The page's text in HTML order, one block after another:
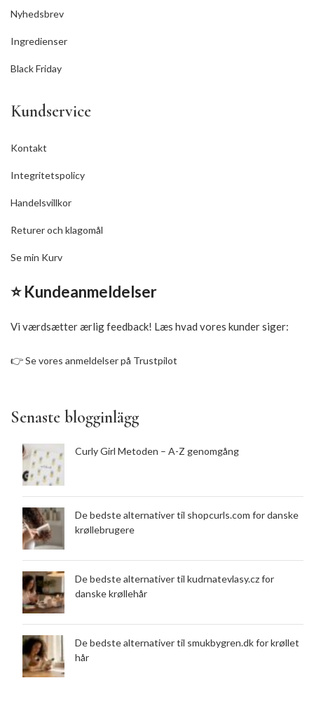
Nyhedsbrev
Ingredienser
Black Friday
Kundservice
Kontakt
Integritetspolicy
Handelsvillkor
Returer och klagomål
Se min Kurv
⭐ Kundeanmeldelser
Vi værdsætter ærlig feedback! Læs hvad vores kunder siger:
👉Se vores anmeldelser på Trustpilot
Senaste blogginlägg
Curly Girl Metoden – A-Z genomgång
De bedste alternativer til shopcurls.com for danske
krøllebrugere
De bedste alternativer til kudrnatevlasy.cz for
danske krøllehår
De bedste alternativer til smukbygren.dk for krøllet
hår